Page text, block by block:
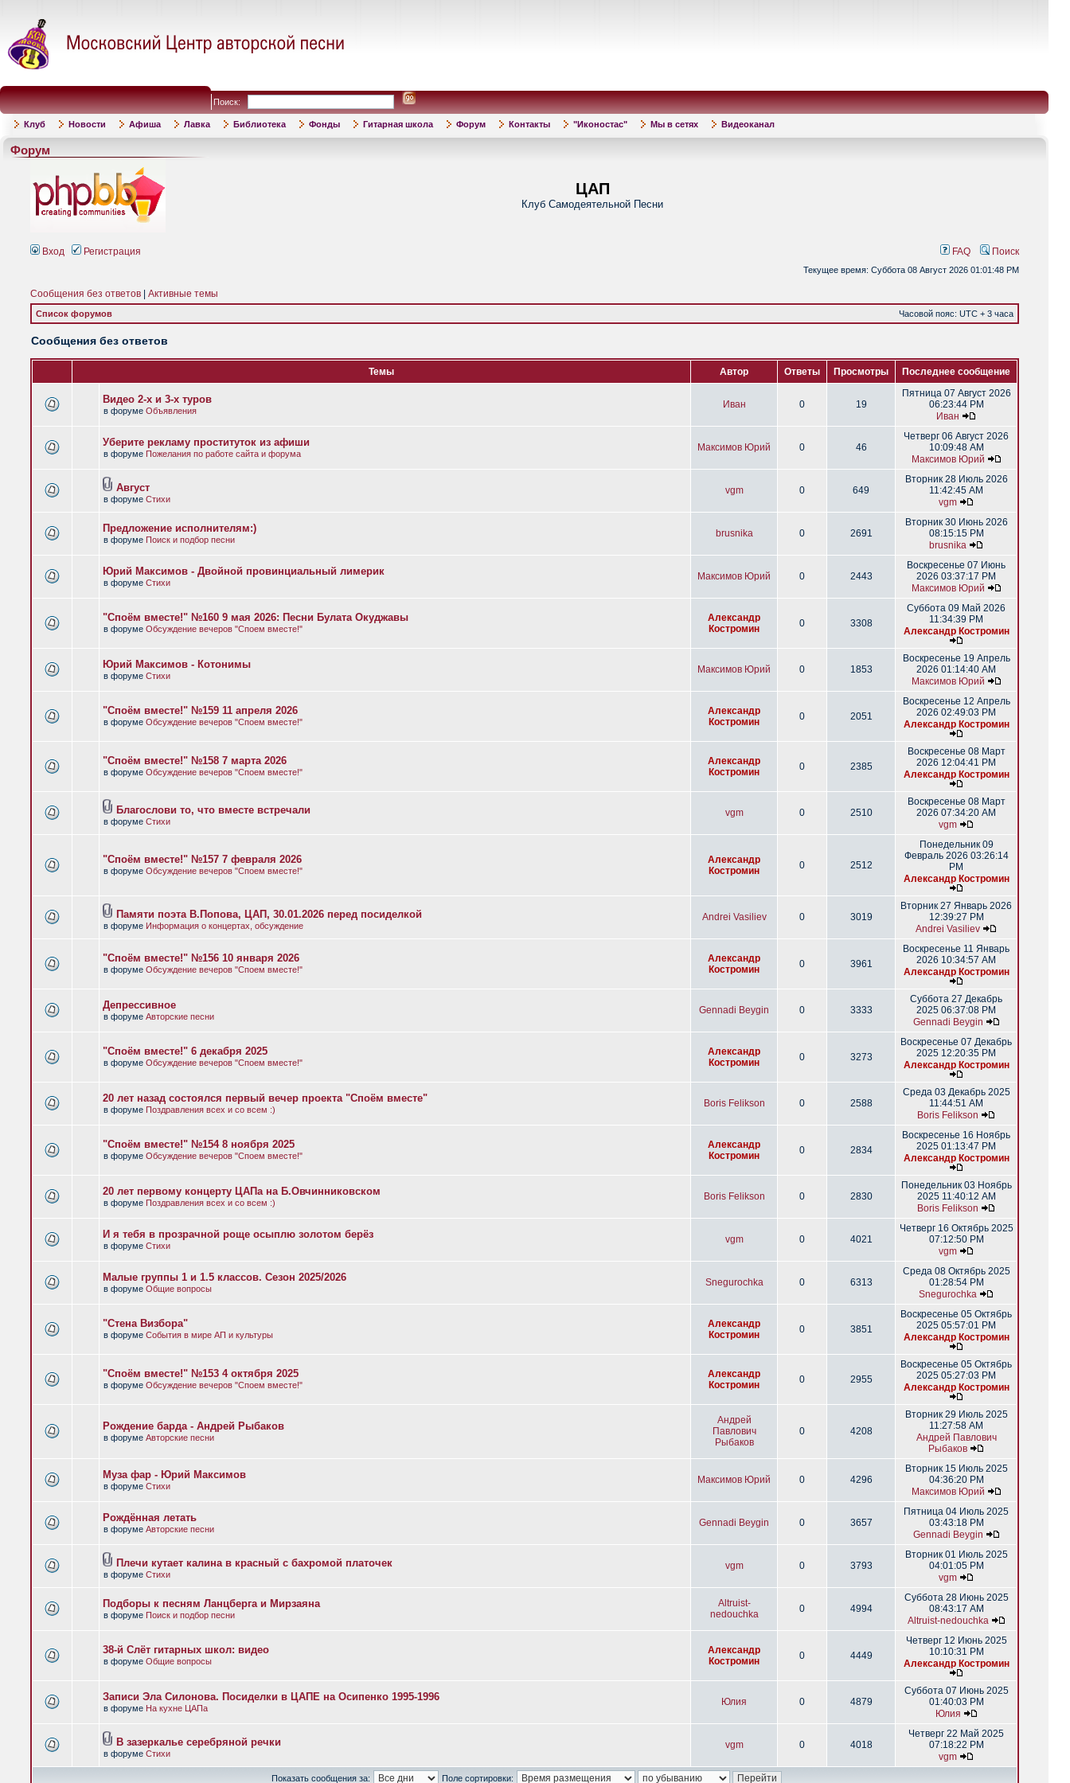
Поиск:
Клуб Новости Афиша Лавка Библиотека Фонды Гитарная школа Форум Контакты "Иконостас" Мы в сетях Видеоканал
Форум
ЦАП
Клуб Самодеятельной Песни
Вход Регистрация FAQ Поиск
Текущее время: Суббота 08 Август 2026 01:01:48 PM
Сообщения без ответов Активные темы
Список форумов Часовой пояс: UTC + 3 часа
Сообщения без ответов
Темы Автор Ответы Просмотры Последнее сообщение
Видео 2-х и 3-х туров
в форуме Объявления
Иван 0 19
Пятница 07 Август 2026
06:23:44 PM
Иван
Уберите рекламу проституток из афиши
в форуме Пожелания по работе сайта и форума
Максимов Юрий 0 46
Четверг 06 Август 2026
10:09:48 AM
Максимов Юрий
Август
в форуме Стихи
vgm 0 649
Вторник 28 Июль 2026
11:42:45 AM
vgm
Предложение исполнителям:)
в форуме Поиск и подбор песни
brusnika 0 2691
Вторник 30 Июнь 2026
08:15:15 PM
brusnika
Юрий Максимов - Двойной провинциальный лимерик
в форуме Стихи
Максимов Юрий 0 2443
Воскресенье 07 Июнь
2026 03:37:17 PM
Максимов Юрий
"Споём вместе!" №160 9 мая 2026: Песни Булата Окуджавы
в форуме Обсуждение вечеров "Споем вместе!"
Александр
Костромин
0 3308
Суббота 09 Май 2026
11:34:39 PM
Александр Костромин
Юрий Максимов - Котонимы
в форуме Стихи
Максимов Юрий 0 1853
Воскресенье 19 Апрель
2026 01:14:40 AM
Максимов Юрий
"Споём вместе!" №159 11 апреля 2026
в форуме Обсуждение вечеров "Споем вместе!"
Александр
Костромин
0 2051
Воскресенье 12 Апрель
2026 02:49:03 PM
Александр Костромин
"Споём вместе!" №158 7 марта 2026
в форуме Обсуждение вечеров "Споем вместе!"
Александр
Костромин
0 2385
Воскресенье 08 Март
2026 12:04:41 PM
Александр Костромин
Благослови то, что вместе встречали
в форуме Стихи
vgm 0 2510
Воскресенье 08 Март
2026 07:34:20 AM
vgm
"Споём вместе!" №157 7 февраля 2026
в форуме Обсуждение вечеров "Споем вместе!"
Александр
Костромин
0 2512
Понедельник 09
Февраль 2026 03:26:14
PM
Александр Костромин
Памяти поэта В.Попова, ЦАП, 30.01.2026 перед посиделкой
в форуме Информация о концертах, обсуждение
Andrei Vasiliev 0 3019
Вторник 27 Январь 2026
12:39:27 PM
Andrei Vasiliev
"Споём вместе!" №156 10 января 2026
в форуме Обсуждение вечеров "Споем вместе!"
Александр
Костромин
0 3961
Воскресенье 11 Январь
2026 10:34:57 AM
Александр Костромин
Депрессивное
в форуме Авторские песни
Gennadi Beygin 0 3333
Суббота 27 Декабрь
2025 06:37:08 PM
Gennadi Beygin
"Споём вместе!" 6 декабря 2025
в форуме Обсуждение вечеров "Споем вместе!"
Александр
Костромин
0 3273
Воскресенье 07 Декабрь
2025 12:20:35 PM
Александр Костромин
20 лет назад состоялся первый вечер проекта "Споём вместе"
в форуме Поздравления всех и со всем :)
Boris Felikson 0 2588
Среда 03 Декабрь 2025
11:44:51 AM
Boris Felikson
"Споём вместе!" №154 8 ноября 2025
в форуме Обсуждение вечеров "Споем вместе!"
Александр
Костромин
0 2834
Воскресенье 16 Ноябрь
2025 01:13:47 PM
Александр Костромин
20 лет первому концерту ЦАПа на Б.Овчинниковском
в форуме Поздравления всех и со всем :)
Boris Felikson 0 2830
Понедельник 03 Ноябрь
2025 11:40:12 AM
Boris Felikson
И я тебя в прозрачной роще осыплю золотом берёз
в форуме Стихи
vgm 0 4021
Четверг 16 Октябрь 2025
07:12:50 PM
vgm
Малые группы 1 и 1.5 классов. Сезон 2025/2026
в форуме Общие вопросы
Snegurochka 0 6313
Среда 08 Октябрь 2025
01:28:54 PM
Snegurochka
"Стена Визбора"
в форуме События в мире АП и культуры
Александр
Костромин
0 3851
Воскресенье 05 Октябрь
2025 05:57:01 PM
Александр Костромин
"Споём вместе!" №153 4 октября 2025
в форуме Обсуждение вечеров "Споем вместе!"
Александр
Костромин
0 2955
Воскресенье 05 Октябрь
2025 05:27:03 PM
Александр Костромин
Рождение барда - Андрей Рыбаков
в форуме Авторские песни
Андрей
Павлович
Рыбаков
0 4208
Вторник 29 Июль 2025
11:27:58 AM
Андрей Павлович
Рыбаков
Муза фар - Юрий Максимов
в форуме Стихи
Максимов Юрий 0 4296
Вторник 15 Июль 2025
04:36:20 PM
Максимов Юрий
Рождённая летать
в форуме Авторские песни
Gennadi Beygin 0 3657
Пятница 04 Июль 2025
03:43:18 PM
Gennadi Beygin
Плечи кутает калина в красный с бахромой платочек
в форуме Стихи
vgm 0 3793
Вторник 01 Июль 2025
04:01:05 PM
vgm
Подборы к песням Ланцберга и Мирзаяна
в форуме Поиск и подбор песни
Altruist-
nedouchka
0 4994
Суббота 28 Июнь 2025
08:43:17 AM
Altruist-nedouchka
38-й Слёт гитарных школ: видео
в форуме Общие вопросы
Александр
Костромин
0 4449
Четверг 12 Июнь 2025
10:10:31 PM
Александр Костромин
Записи Эла Силонова. Посиделки в ЦАПЕ на Осипенко 1995-1996
в форуме На кухне ЦАПа
Юлия 0 4879
Суббота 07 Июнь 2025
01:40:03 PM
Юлия
В зазеркалье серебряной речки
в форуме Стихи
vgm 0 4018
Четверг 22 Май 2025
07:18:22 PM
vgm
Показать сообщения за: Поле сортировки: